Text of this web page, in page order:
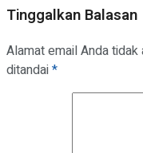
Tinggalkan Balasan
Alamat email Anda tidak
ditandai*